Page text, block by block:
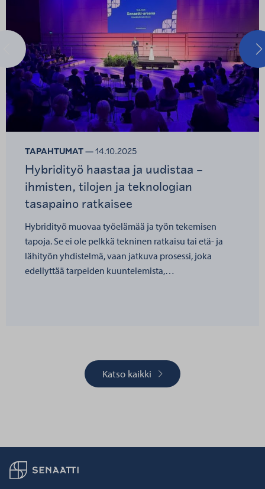
Edellinen
TAPAHTUMAT —14.10.2025
Hybridityö haastaa ja uudistaa –
ihmisten, tilojen ja teknologian
tasapaino ratkaisee
Hybridityö muovaa työelämää ja työn tekemisen
tapoja. Se ei ole pelkkä tekninen ratkaisu tai etä- ja
lähityön yhdistelmä, vaan jatkuva prosessi, joka
edellyttää tarpeiden kuuntelemista,…
Katso kaikki
Palaa taikaisin etusivulle